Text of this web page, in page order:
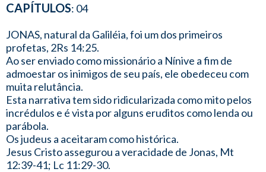
CAPÍTULOS: 04
JONAS, natural da Galiléia, foi um dos primeiros
profetas, 2Rs 14:25.
Ao ser enviado como missionário a Nínive a fim de
admoestar os inimigos de seu país, ele obedeceu com
muita relutância.
Esta narrativa tem sido ridicularizada como mito pelos
incrédulos e é vista por alguns eruditos como lenda ou
parábola.
Os judeus a aceitaram como histórica.
Jesus Cristo assegurou a veracidade de Jonas, Mt
12:39-41; Lc 11:29-30.